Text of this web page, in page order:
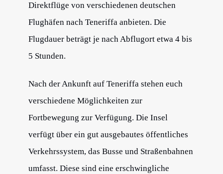
Direktflüge von verschiedenen deutschen
Flughäfen nach Teneriffa anbieten. Die
Flugdauer beträgt je nach Abflugort etwa 4 bis
5 Stunden.
Nach der Ankunft auf Teneriffa stehen euch
verschiedene Möglichkeiten zur
Fortbewegung zur Verfügung. Die Insel
verfügt über ein gut ausgebautes öffentliches
Verkehrssystem, das Busse und Straßenbahnen
umfasst. Diese sind eine erschwingliche